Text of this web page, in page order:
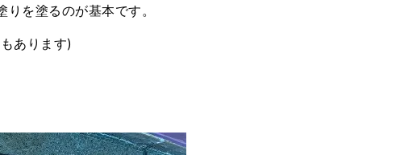
を塗るのが基本です。
あります)